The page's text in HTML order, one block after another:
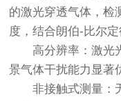
的激光穿透气体，检
度，结合朗伯-比尔
高分辨率：激光
景气体干扰能力显著
非接触式测量：